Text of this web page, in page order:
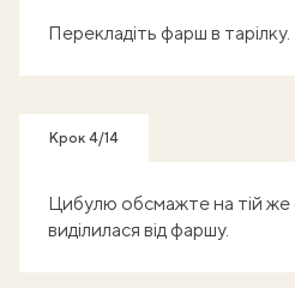
Перекладіть фарш в тарілку.
Крок 4/14
Цибулю обсмажте на тій же
виділилася від фаршу.